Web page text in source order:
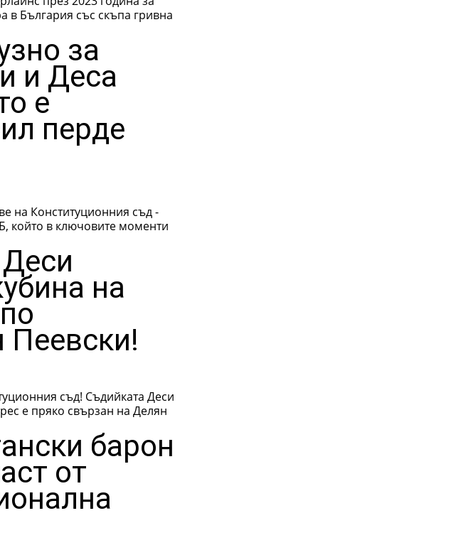
в България със скъпа гривна
за
и Деса
е
перде
на Конституционния съд -
който в ключовите моменти
на
Пеевски!
съд! Съдийката Деси
е пряко свързан на Делян
барон
от